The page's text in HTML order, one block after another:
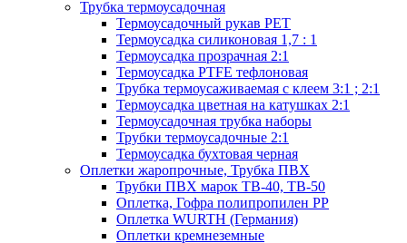
Трубка термоусадочная
Термоусадочный рукав PET
Термоусадка силиконовая 1,7 : 1
Термоусадка прозрачная 2:1
Термоусадка PTFE тефлоновая
Трубка термоусаживаемая с клеем 3:1 ; 2:1
Термоусадка цветная на катушках 2:1
Термоусадочная трубка наборы
Трубки термоусадочные 2:1
Термоусадка бухтовая черная
Оплетки жаропрочные, Трубка ПВХ
Трубки ПВХ марок ТВ-40, ТВ-50
Оплетка, Гофра полипропилен PP
Оплетка WURTH (Германия)
Оплетки кремнеземные